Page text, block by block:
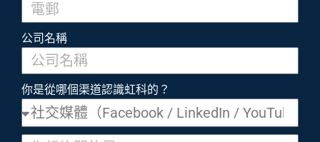
公司名稱
你是從哪個渠道認識虹科的？